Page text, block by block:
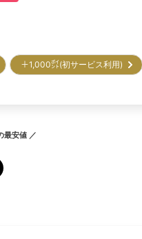
＋1,000㌽(初サービス利用)
最安値 ／